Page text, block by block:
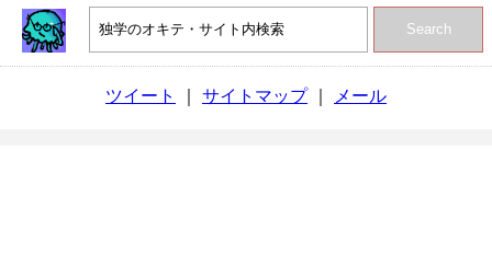
Search
ツイート サイトマップ｜ メール